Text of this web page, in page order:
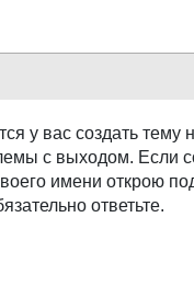
у вас создать тему
с выходом. Если
имени открою
ответьте.